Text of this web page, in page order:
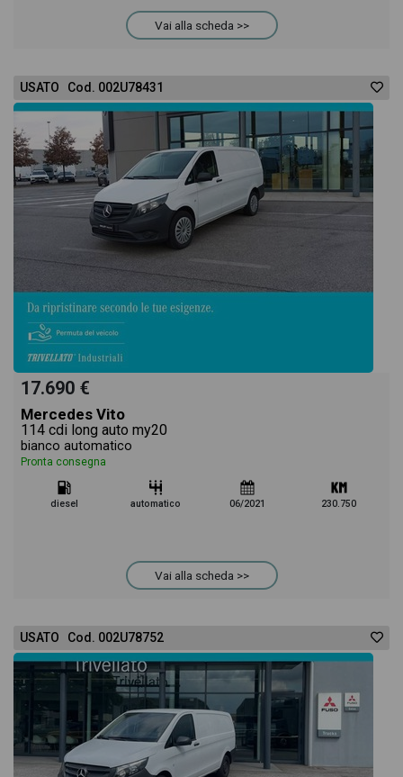
provare il veicolo o acquistarlo online! All'interno
extralong tourer pro e6 troverai anche il listino
prezzi, eventuale offerta e rata consigliata per
l'acquisto del veicolo.
Vai alla scheda >>
USATO Cod. 002U78431
17.690 €
Mercedes Vito
114 cdi long auto my20
bianco automatico
Pronta consegna
diesel automatico 06/2021 230.750
Vai alla scheda >>
USATO Cod. 002U78752